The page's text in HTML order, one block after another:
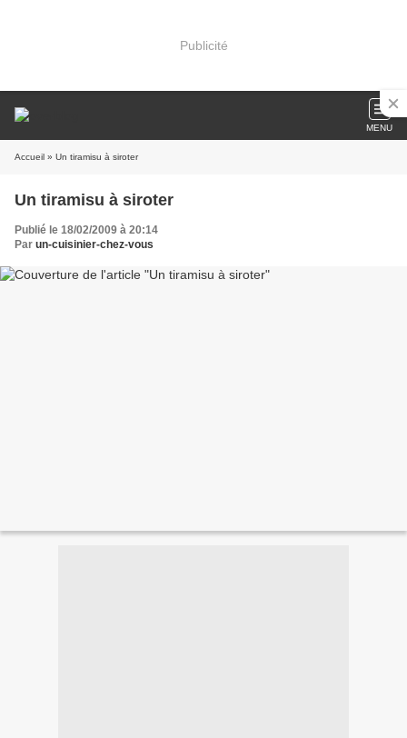
Publicité
MENU
Accueil » Un tiramisu à siroter
Un tiramisu à siroter
Publié le 18/02/2009 à 20:14
Par un-cuisinier-chez-vous